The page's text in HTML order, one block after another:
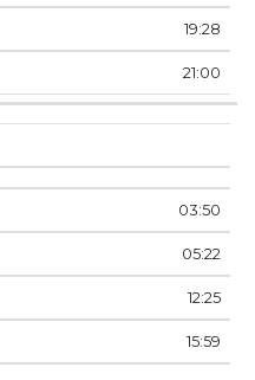
19:28
21:00
03:50
05:22
12:25
15:59